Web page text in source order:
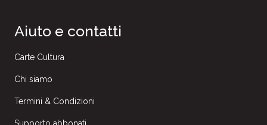
Aiuto e contatti
Carte Cultura
Chi siamo
Termini & Condizioni